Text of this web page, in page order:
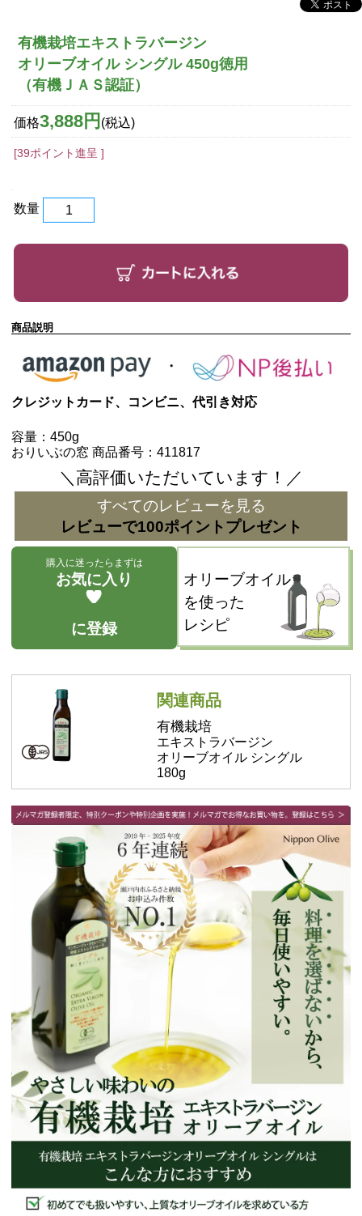
有機栽培エキストラバージン
オリーブオイル シングル 450g徳用
（有機ＪＡＳ認証）
価格3,888円 (税込)
[39ポイント進呈 ]
数量
商品説明
クレジットカード、コンビニ、代引き対応
容量：450g
おりいぶの窓 商品番号：411817
＼高評価いただいています！／
すべてのレビューを見る
レビューで100ポイントプレゼント
購入に迷ったらまずは
お気に入り
に登録
オリーブオイル
を使った
レシピ
関連商品
有機栽培
エキストラバージン
オリーブオイル シングル
180g